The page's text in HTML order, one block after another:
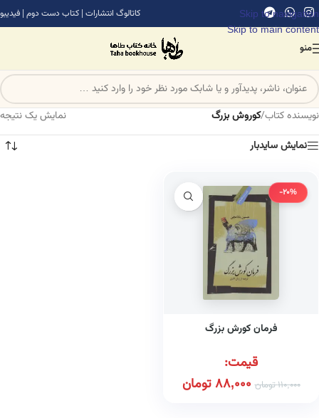
Skip to navigation
Skip to main content
کاتالوگ انتشارات | کتاب دست دوم | فیدیبو
منو
نویسنده کتاب/کوروش بزرگ
نمایش یک نتیجه
نمایش سایدبار
-20%
فرمان کورش بزرگ
قیمت:
110,000تومان 88,000تومان